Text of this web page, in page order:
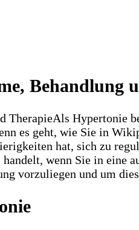
Behandlung
Als Hypertonie
es geht, wie Sie in
hat, sich zu
wenn Sie in
vorzuliegen und um